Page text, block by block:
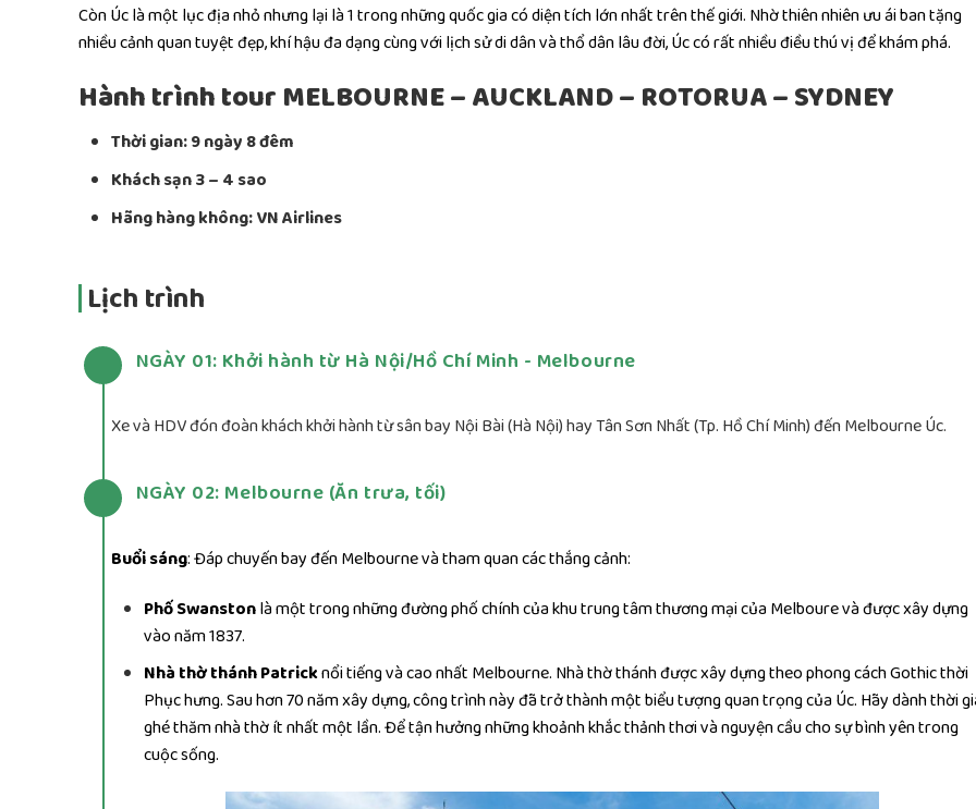
Còn Úc là một lục địa nhỏ nhưng lại là 1 trong những quốc gia có diện tích lớn nhất trên thế giới. Nhờ thiên nhiên ưu ái ban tặng
nhiều cảnh quan tuyệt đẹp, khí hậu đa dạng cùng với lịch sử di dân và thổ dân lâu đời, Úc có rất nhiều điều thú vị để khám phá.
Hành trình tour MELBOURNE – AUCKLAND – ROTORUA – SYDNEY
Thời gian: 9 ngày 8 đêm
Khách sạn 3 – 4 sao
Hãng hàng không: VN Airlines
Lịch trình
NGÀY 01: Khởi hành từ Hà Nội/Hồ Chí Minh - Melbourne
Xe và HDV đón đoàn khách khởi hành từ sân bay Nội Bài (Hà Nội) hay Tân Sơn Nhất (Tp. Hồ Chí Minh) đến Melbourne Úc.
NGÀY 02: Melbourne (Ăn trưa, tối)
Buổi sáng: Đáp chuyến bay đến Melbourne và tham quan các thắng cảnh:
Phố Swanstonlà một trong những đường phố chính của khu trung tâm thương mại của Melbourevà được xây dựng
vào năm 1837.
Nhà thờ thánh Patricknổi tiếng và cao nhất Melbourne. Nhà thờ thánh được xây dựng theo phong cách Gothic thời
Phục hưng. Sau hơn 70 năm xây dựng, công trình này đã trở thành một biểu tượng quan trọng của Úc. Hãy dành thời
ghé thăm nhà thờ ít nhất một lần. Để tận hưởng những khoảnh khắc thảnh thơi và nguyện cầu cho sự bình yên trong
cuộc sống.